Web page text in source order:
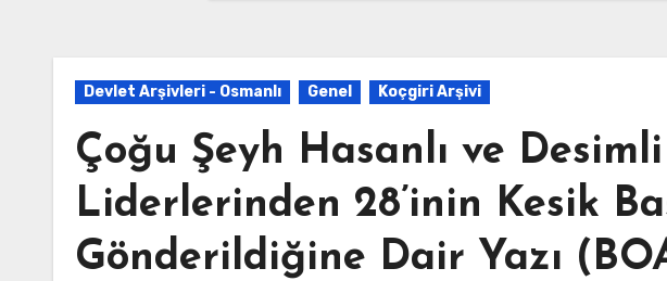
Devlet Arşivleri - Osmanlı Genel Koçgiri Arşivi
Çoğu Şeyh Hasanlı ve
Liderlerinden 28’inin Kesik
Gönderildiğine Dair Yazı